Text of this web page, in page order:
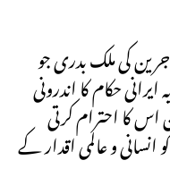
کی ملک بدری جو
حکام کا اندرونی
اس کا احترام کرتی
و عالمی اقدار کے